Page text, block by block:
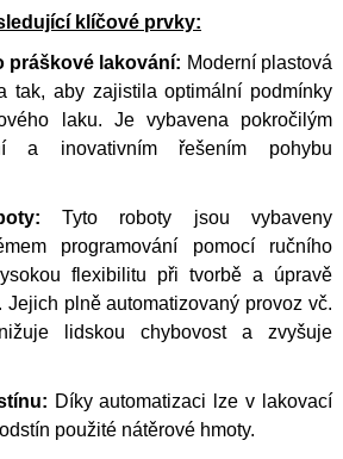
klíčové prvky:
práškové lakování: Moderní plastová
tak, aby zajistila optimální podmínky
laku. Je vybavena pokročilým
a inovativním řešením pohybu
Tyto roboty jsou vybaveny
programování pomocí ručního
flexibilitu při tvorbě a úpravě
Jejich plně automatizovaný provoz vč.
lidskou chybovost a zvyšuje
Díky automatizaci lze v lakovací
použité nátěrové hmoty.